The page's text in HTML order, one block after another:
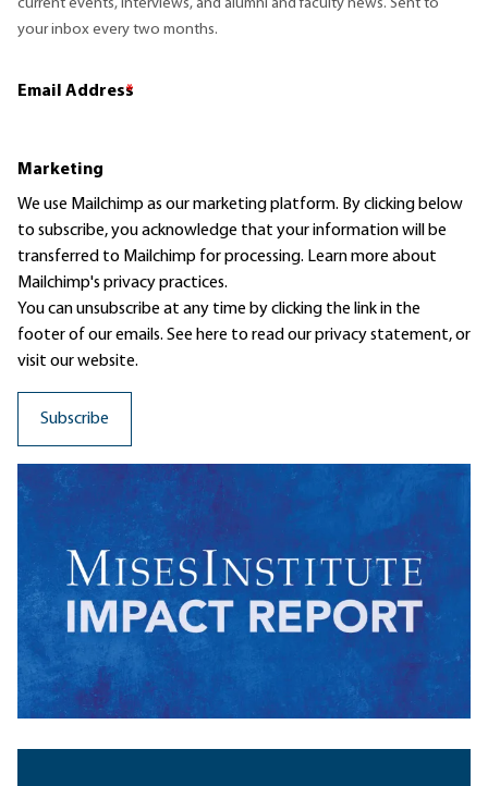
current events, interviews, and alumni and faculty news. Sent to
your inbox every two months.
Email Address
*
Marketing
We use Mailchimp as our marketing platform. By clicking below
to subscribe, you acknowledge that your information will be
transferred to Mailchimp for processing. Learn moreabout
Mailchimp's privacy practices.
You can unsubscribe at any time by clicking the link in the
footer of our emails. See here to read ourprivacy statement, or
visit our website.